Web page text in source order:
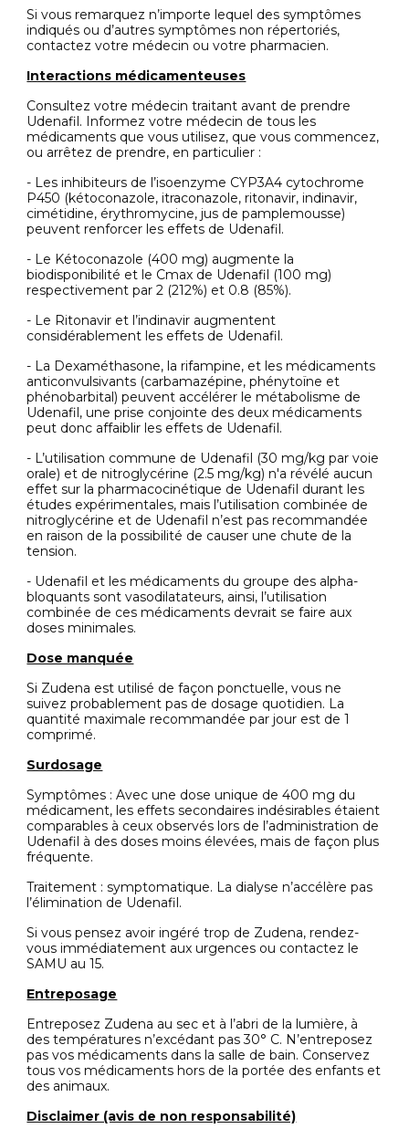
Si vous remarquez n’importe lequel des symptômes
indiqués ou d’autres symptômes non répertoriés,
contactez votre médecin ou votre pharmacien.
Interactions médicamenteuses
Consultez votre médecin traitant avant de prendre
Udenafil. Informez votre médecin de tous les
médicaments que vous utilisez, que vous commencez,
ou arrêtez de prendre, en particulier :
- Les inhibiteurs de l’isoenzyme CYP3A4 cytochrome
P450 (kétoconazole, itraconazole, ritonavir, indinavir,
cimétidine, érythromycine, jus de pamplemousse)
peuvent renforcer les effets de Udenafil.
- Le Kétoconazole (400 mg) augmente la
biodisponibilité et le Cmax de Udenafil (100 mg)
respectivement par 2 (212%) et 0.8 (85%).
- Le Ritonavir et l’indinavir augmentent
considérablement les effets de Udenafil.
- La Dexaméthasone, la rifampine, et les médicaments
anticonvulsivants (carbamazépine, phénytoïne et
phénobarbital) peuvent accélérer le métabolisme de
Udenafil, une prise conjointe des deux médicaments
peut donc affaiblir les effets de Udenafil.
- L’utilisation commune de Udenafil (30 mg/kg par voie
orale) et de nitroglycérine (2.5 mg/kg) n'a révélé aucun
effet sur la pharmacocinétique de Udenafil durant les
études expérimentales, mais l’utilisation combinée de
nitroglycérine et de Udenafil n’est pas recommandée
en raison de la possibilité de causer une chute de la
tension.
- Udenafil et les médicaments du groupe des alpha-
bloquants sont vasodilatateurs, ainsi, l’utilisation
combinée de ces médicaments devrait se faire aux
doses minimales.
Dose manquée
Si Zudena est utilisé de façon ponctuelle, vous ne
suivez probablement pas de dosage quotidien. La
quantité maximale recommandée par jour est de 1
comprimé.
Surdosage
Symptômes : Avec une dose unique de 400 mg du
médicament, les effets secondaires indésirables étaient
comparables à ceux observés lors de l’administration de
Udenafil à des doses moins élevées, mais de façon plus
fréquente.
Traitement : symptomatique. La dialyse n’accélère pas
l’élimination de Udenafil.
Si vous pensez avoir ingéré trop de Zudena, rendez-
vous immédiatement aux urgences ou contactez le
SAMU au 15.
Entreposage
Entreposez Zudena au sec et à l’abri de la lumière, à
des températures n’excédant pas 30° C. N’entreposez
pas vos médicaments dans la salle de bain. Conservez
tous vos médicaments hors de la portée des enfants et
des animaux.
Disclaimer (avis de non responsabilité)